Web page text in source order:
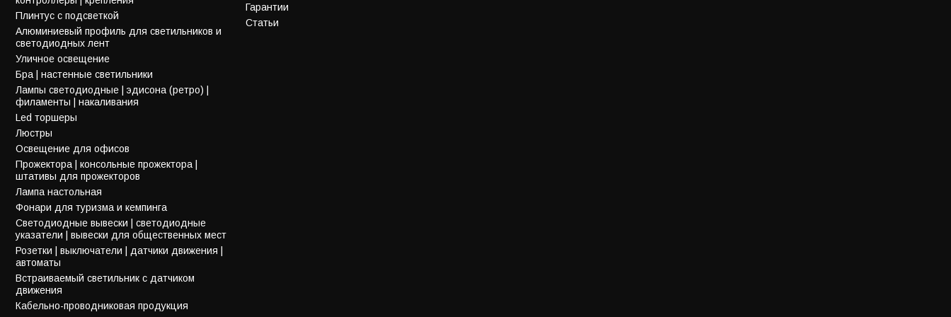
Плинтус с подсветкой
Алюминиевый профиль для светильников и
светодиодных лент
Уличное освещение
Бра | настенные светильники
Лампы светодиодные | эдисона (ретро) |
филаменты | накаливания
Led торшеры
Люстры
Освещение для офисов
Прожектора | консольные прожектора |
штативы для прожекторов
Лампа настольная
Фонари для туризма и кемпинга
Светодиодные вывески | светодиодные
указатели | вывески для общественных мест
Розетки | выключатели | датчики движения |
автоматы
Встраиваемый светильник с датчиком
движения
Кабельно-проводниковая продукция
Гарантии
Статьи